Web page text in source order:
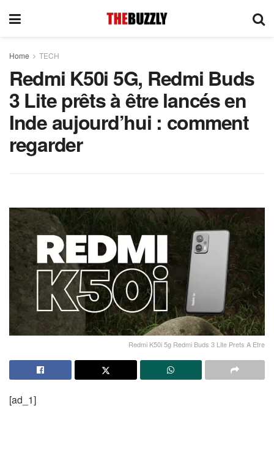
Home TECH
Redmi K50i 5G, Redmi Buds
3 Lite prêts à être lancés en
Inde aujourd’hui : comment
regarder
Redmi K50i 5g Redmi Buds 3 Lite Prets A Etre
[ad_1]